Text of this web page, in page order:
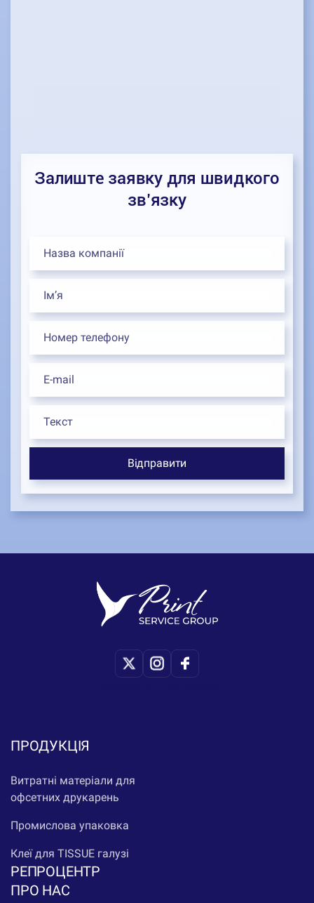
Залиште заявку для швидкого
зв’язку
ПРОДУКЦІЯ
Витратні матеріали для
офсетних друкарень
Промислова упаковка
Клеї для TISSUE галузі
РЕПРОЦЕНТР
ПРО НАС